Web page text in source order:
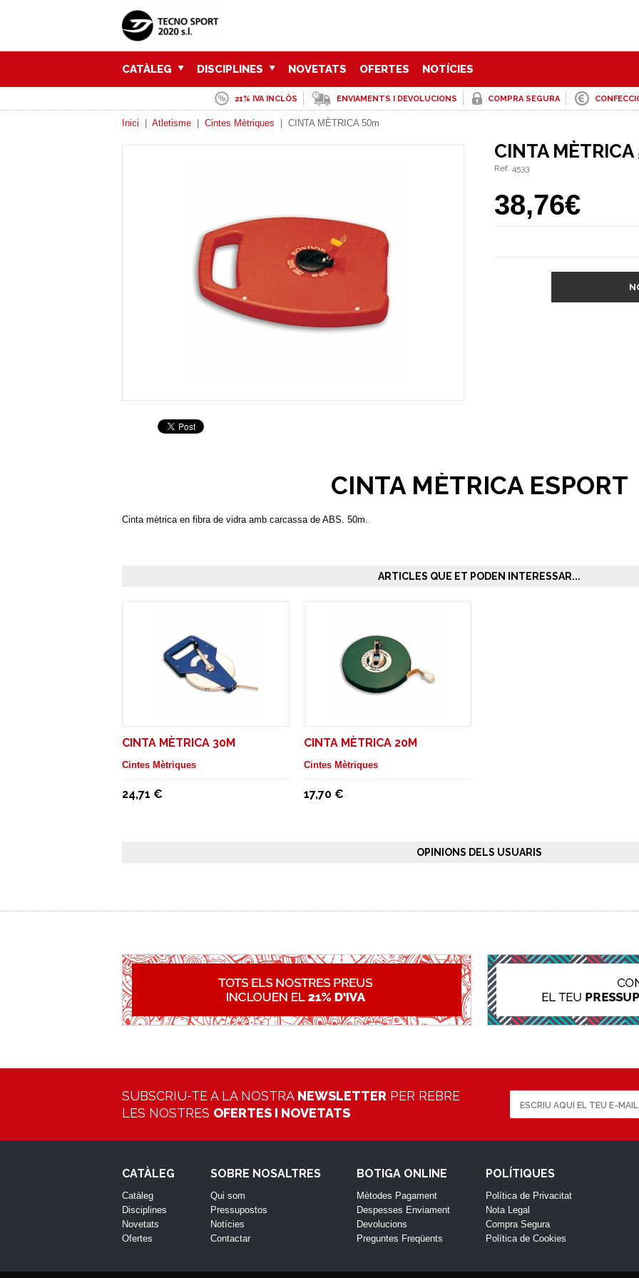
CATÀLEG DISCIPLINES NOVETATS OFERTES NOTÍCIES
21% IVA INCLÒS ENVIAMENTS I DEVOLUCIONS COMPRA SEGURA
Inici Atletisme Cintes Mètriques CINTA MÈTRICA 50m
CINTA
Ref. 4533
38,76€
CINTA MÈTRICA ESPORT
Cinta mètrica en fibra de vidra amb carcassa de ABS. 50m.
ARTICLES QUE ET PODEN INTERESSAR...
CINTA MÈTRICA 30M
Cintes Mètriques
24,71 €
CINTA MÈTRICA 20M
Cintes Mètriques
17,70 €
OPINIONS DELS USUARIS
SUBSCRIU-TE A LA NOSTRA NEWSLETTER PER REBRE
LES NOSTRES OFERTES I NOVETATS
CATÀLEG
Catàleg
Disciplines
Novetats
Ofertes
SOBRE NOSALTRES
Qui som
Pressupostos
Notícies
Contactar
BOTIGA ONLINE
Mètodes Pagament
Despesses Enviament
Devolucions
Preguntes Freqüents
POLÍTIQUES
Política de Privacitat
Nota Legal
Compra Segura
Política de Cookies